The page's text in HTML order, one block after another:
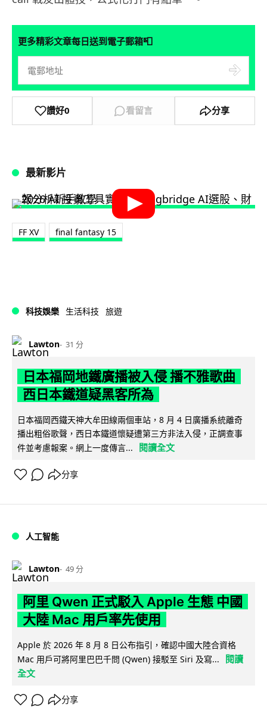
更多精彩文章每日送到電子郵箱📮
讚好0 看留言 分享
最新影片
FF XV final fantasy 15
科技娛樂 生活科技 旅遊
Lawton 31 分
日本福岡地鐵廣播被入侵 播不雅歌曲
西日本鐵道疑黑客所為
日本福岡西鐵天神大牟田線兩個車站，8 月 4 日廣播系統離奇
播出粗俗歌聲，西日本鐵道懷疑遭第三方非法入侵，正調查事
件並考慮報案。網上一度傳言...
閱讀全文
分享
人工智能
Lawton 49 分
阿里 Qwen 正式駁入 Apple 生態 中國
大陸 Mac 用戶率先使用
Apple 於 2026 年 8 月 8 日公布指引，確認中國大陸合資格
Mac 用戶可將阿里巴巴千問 (Qwen) 接駁至 Siri 及寫...
閱讀
全文
分享